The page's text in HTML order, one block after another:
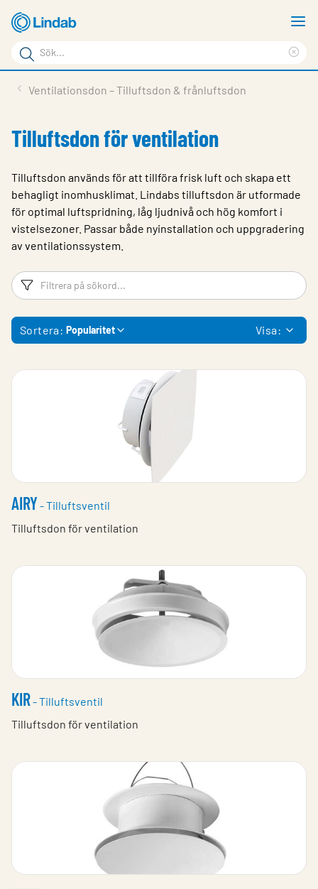
Hoppa
till
huvudinnehållet
Sökord
Sök
på
Service & Support
Om Lindab
Kontakt
Choose languge
Ventilationsdon – Tilluftsdon & frånluftsdon
Tilluftsdon för ventilation
Tilluftsdon används för att tillföra frisk luft och skapa ett
behagligt inomhusklimat. Lindabs tilluftsdon är utformade
för optimal luftspridning, låg ljudnivå och hög komfort i
vistelsezoner. Passar både nyinstallation och uppgradering
av ventilationssystem.
Filtreringsord
Sortera: Popularitet Visa:
AIRY- Tilluftsventil
Tilluftsdon för ventilation
KIR- Tilluftsventil
Tilluftsdon för ventilation